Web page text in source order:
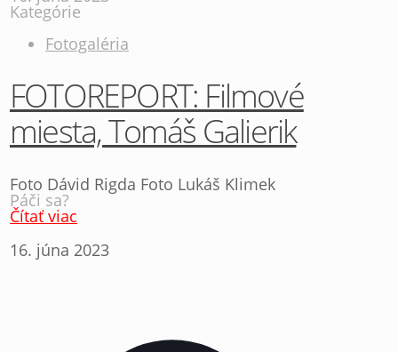
Kategórie
Fotogaléria
FOTOREPORT: Filmové
miesta, Tomáš Galierik
Foto Dávid Rigda Foto Lukáš Klimek
Páči sa?
Čítať viac
16. júna 2023